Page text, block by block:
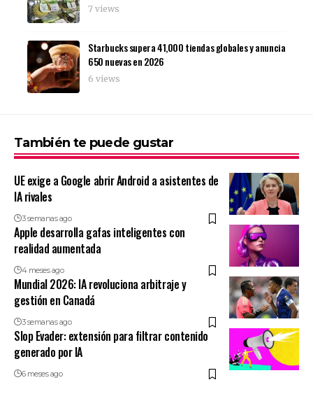
7 views
Starbucks supera 41,000 tiendas globales y anuncia
650 nuevas en 2026
6 views
También te puede gustar
UE exige a Google abrir Android a asistentes de
IA rivales
3 semanas ago
Apple desarrolla gafas inteligentes con
realidad aumentada
4 meses ago
Mundial 2026: IA revoluciona arbitraje y
gestión en Canadá
3 semanas ago
Slop Evader: extensión para filtrar contenido
generado por IA
6 meses ago